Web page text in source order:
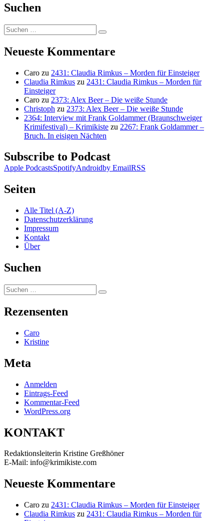
Suchen
Suchen
nach:
Suchen
Neueste Kommentare
Caro zu 2431: Claudia Rimkus – Morden für Einsteiger
Claudia Rimkus zu 2431: Claudia Rimkus – Morden für
Einsteiger
Caro zu 2373: Alex Beer – Die weiße Stunde
Christoph zu 2373: Alex Beer – Die weiße Stunde
2364: Interview mit Frank Goldammer (Braunschweiger
Krimifestival) – Krimikiste zu 2267: Frank Goldammer –
Bruch. In eisigen Nächten
Subscribe to Podcast
Apple PodcastsSpotifyAndroidby EmailRSS
Seiten
Alle Titel (A-Z)
Datenschutzerklärung
Impressum
Kontakt
Über
Suchen
Suchen
nach:
Suchen
Rezensenten
Caro
Kristine
Meta
Anmelden
Eintrags-Feed
Kommentar-Feed
WordPress.org
KONTAKT
Redaktionsleiterin Kristine Greßhöner
E-Mail: info@krimikiste.com
Neueste Kommentare
Caro zu 2431: Claudia Rimkus – Morden für Einsteiger
Claudia Rimkus zu 2431: Claudia Rimkus – Morden für